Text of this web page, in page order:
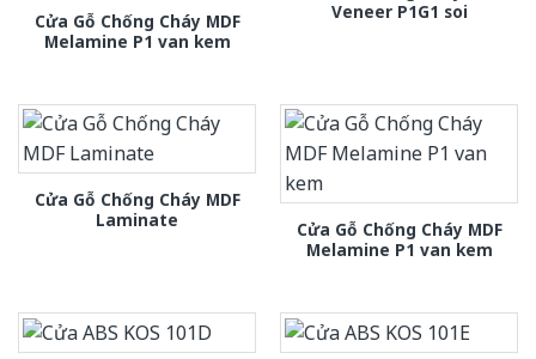
Cửa Gỗ Chống Cháy MDF
Melamine P1 van kem
Veneer P1G1 soi
Cửa Gỗ Chống Cháy MDF
Laminate
Cửa Gỗ Chống Cháy MDF
Melamine P1 van kem